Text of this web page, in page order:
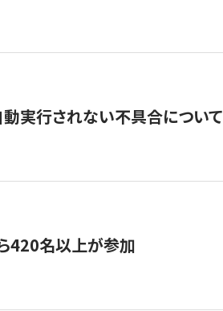
実行されない不具合について
420名以上が参加